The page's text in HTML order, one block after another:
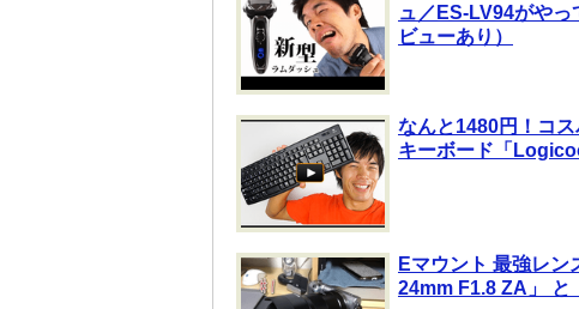
ュ／ES-LV94がや
ビューあり）
なんと1480円！コ
キーボード「
Eマウント 最強レ
24mm F1.8 ZA」 と